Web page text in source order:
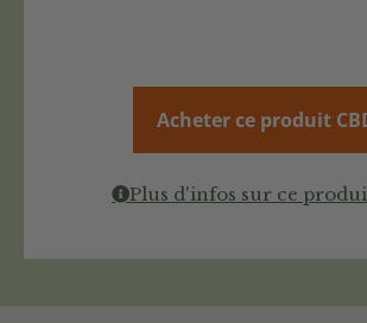
Acheter ce produit
Plus d'infos sur ce